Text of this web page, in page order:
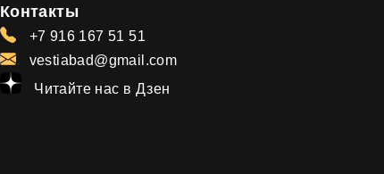
Контакты
+7 916 167 51 51
vestiabad@gmail.com
Читайте нас в Дзен